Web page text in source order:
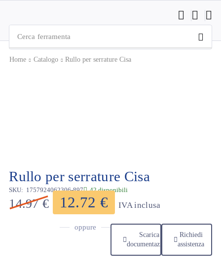
Cerca ferramenta
Home Catalogo Rullo per serrature Cisa
Rullo per serrature Cisa
SKU: 1757924062306-897 42 disponibili
14.97€ 12.72 € IVA inclusa
oppure
Scarica
documentazione
Richiedi
assistenza